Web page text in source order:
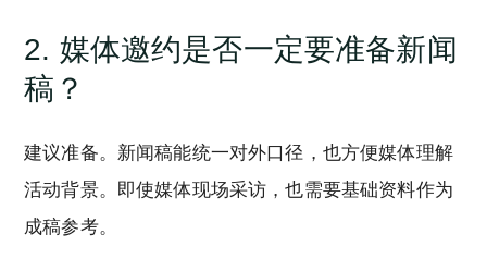
2. 媒体邀约是否一定要准备新闻
稿？
建议准备。新闻稿能统一对外口径，也方便媒体理解
活动背景。即使媒体现场采访，也需要基础资料作为
成稿参考。